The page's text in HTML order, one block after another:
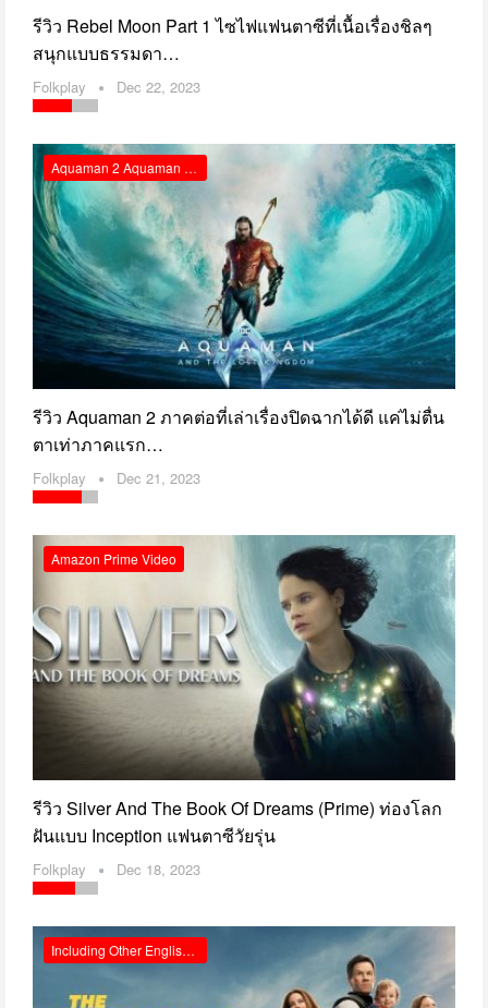
รีวิว Rebel Moon Part 1 ไซไฟแฟนตาซีที่เนื้อเรื่องชิลๆ
สนุกแบบธรรมดา…
Folkplay Dec 22, 2023
Aquaman 2 Aquaman And The Lost Kingdom รีวิว
รีวิว Aquaman 2 ภาคต่อที่เล่าเรื่องปิดฉากได้ดี แค่ไม่ตื่น
ตาเท่าภาคแรก…
Folkplay Dec 21, 2023
Amazon Prime Video
รีวิว Silver And The Book Of Dreams (Prime) ท่องโลก
ฝันแบบ Inception แฟนตาซีวัยรุ่น
Folkplay Dec 18, 2023
Including Other English Reviews